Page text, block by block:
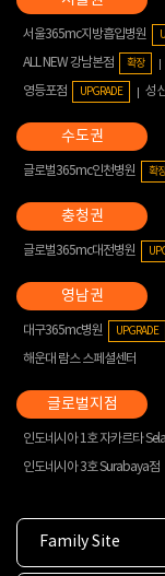
서울365mc지방흡입병원
ALL NEW 강남본점 확장
영등포점
UPGRADE 성
글로벌365mc인천병원 확장
글로벌365mc대전병원
대구365mc병원 UPGRADE
해운대 람스 스페셜센터
인도네시아 1호 자카르타
인도네시아 3호 Surabaya점
Family Site